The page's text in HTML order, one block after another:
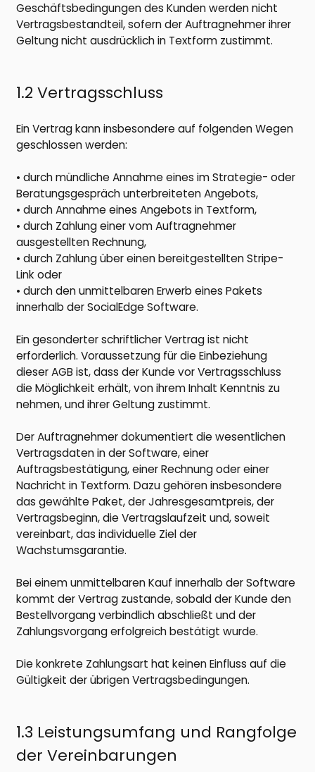
Geschäftsbedingungen des Kunden werden nicht
Vertragsbestandteil, sofern der Auftragnehmer ihrer
Geltung nicht ausdrücklich in Textform zustimmt.
1.2 Vertragsschluss
Ein Vertrag kann insbesondere auf folgenden Wegen
geschlossen werden:
• durch mündliche Annahme eines im Strategie- oder
Beratungsgespräch unterbreiteten Angebots,
• durch Annahme eines Angebots in Textform,
• durch Zahlung einer vom Auftragnehmer
ausgestellten Rechnung,
• durch Zahlung über einen bereitgestellten Stripe-
Link oder
• durch den unmittelbaren Erwerb eines Pakets
innerhalb der SocialEdge Software.
Ein gesonderter schriftlicher Vertrag ist nicht
erforderlich. Voraussetzung für die Einbeziehung
dieser AGB ist, dass der Kunde vor Vertragsschluss
die Möglichkeit erhält, von ihrem Inhalt Kenntnis zu
nehmen, und ihrer Geltung zustimmt.
Der Auftragnehmer dokumentiert die wesentlichen
Vertragsdaten in der Software, einer
Auftragsbestätigung, einer Rechnung oder einer
Nachricht in Textform. Dazu gehören insbesondere
das gewählte Paket, der Jahresgesamtpreis, der
Vertragsbeginn, die Vertragslaufzeit und, soweit
vereinbart, das individuelle Ziel der
Wachstumsgarantie.
Bei einem unmittelbaren Kauf innerhalb der Software
kommt der Vertrag zustande, sobald der Kunde den
Bestellvorgang verbindlich abschließt und der
Zahlungsvorgang erfolgreich bestätigt wurde.
Die konkrete Zahlungsart hat keinen Einfluss auf die
Gültigkeit der übrigen Vertragsbedingungen.
1.3 Leistungsumfang und Rangfolge
der Vereinbarungen